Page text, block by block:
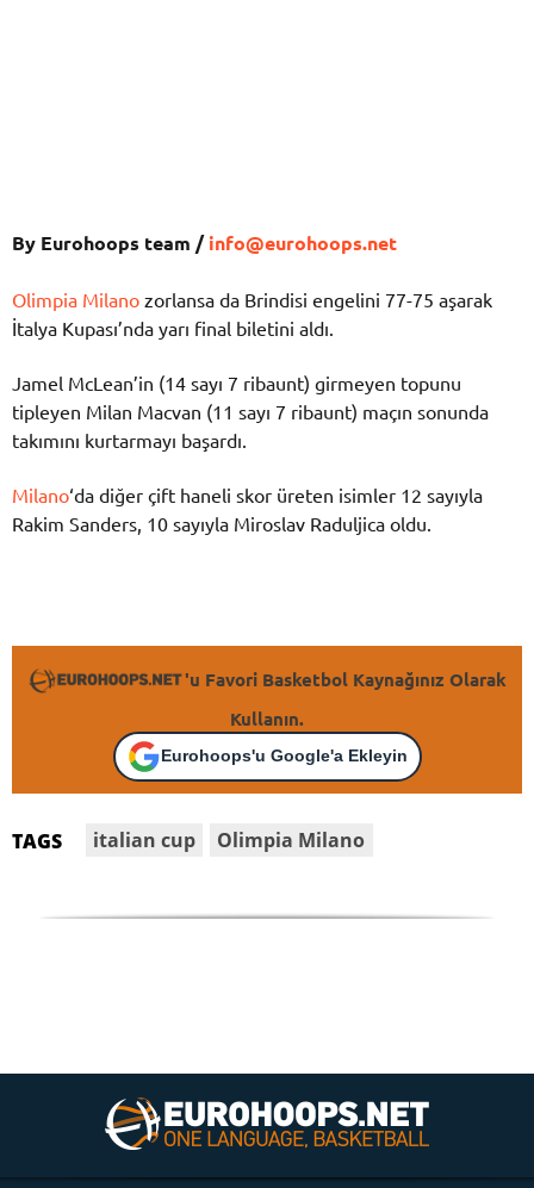
By Eurohoops team /info@eurohoops.net
Olimpia Milano zorlansa da Brindisi engelini 77-75 aşarak
İtalya Kupası’nda yarı final biletini aldı.
Jamel McLean’in (14 sayı 7 ribaunt) girmeyen topunu
tipleyen Milan Macvan (11 sayı 7 ribaunt) maçın sonunda
takımını kurtarmayı başardı.
Milano‘da diğer çift haneli skor üreten isimler 12 sayıyla
Rakim Sanders, 10 sayıyla Miroslav Raduljica oldu.
'u Favori Basketbol Kaynağınız Olarak
Kullanın.
Eurohoops'u Google'a Ekleyin
TAGS italian cup Olimpia Milano